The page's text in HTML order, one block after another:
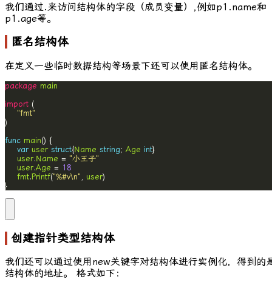
我们通过. 来访问结构体的字段（成员变量）,例如p1.name和
p1.age等。
匿名结构体
在定义一些临时数据结构等场景下还可以使用匿名结构体。
package main
import
"fmt"
func main
var user struct{Name string ; Age int
user.Name = "小王子"
user.Age = 18
fmt.Printf("%#v\n" user
}
创建指针类型结构体
我们还可以通过使用 new关键字对结构体进行实例化，得到的
结构体的地址。 格式如下：